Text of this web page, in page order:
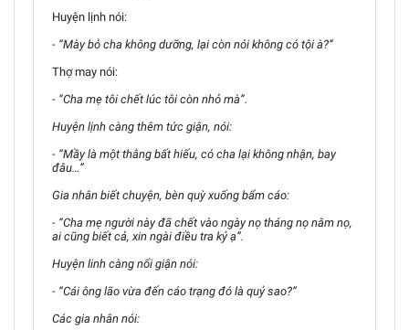
Huyện lịnh nói:
- “Mày bỏ cha không dưỡng, lại còn nói không có tội à?”
Thợ may nói:
- “Cha mẹ tôi chết lúc tôi còn nhỏ mà”.
Huyện lịnh càng thêm tức giận, nói:
- “Mầy là một thằng bất hiếu, có cha lại không nhận, bay
đâu…”
Gia nhân biết chuyện, bèn quỳ xuống bẩm cáo:
- “Cha mẹ người này đã chết vào ngày nọ tháng nọ năm nọ,
ai cũng biết cả, xin ngài điều tra kỷ ạ”.
Huyện linh càng nổi giận nói:
- “Cái ông lão vừa đến cáo trạng đó là quỷ sao?”
Các gia nhân nói: